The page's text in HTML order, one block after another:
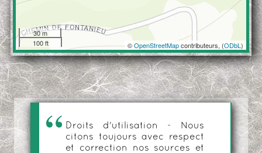
30 m
100 ft
©OpenStreetMapcontributeurs, (ODbL)
Droits d'utilisation - Nous
citons toujours avec respect
et correction nos sources et